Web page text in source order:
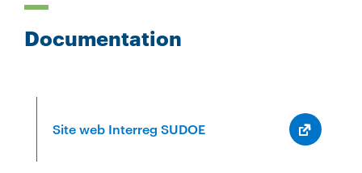
Documentation
Site web Interreg SUDOE